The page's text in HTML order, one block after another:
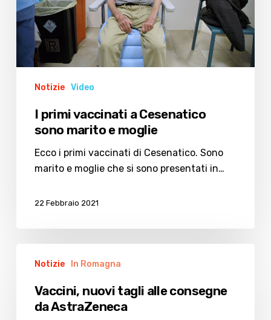
marito
e
moglie
Notizie Video
I primi vaccinati a Cesenatico
sono marito e moglie
Ecco i primi vaccinati di Cesenatico. Sono
marito e moglie che si sono presentati in…
22 Febbraio 2021
nuovi
consegne
Notizie In Romagna
Vaccini, nuovi tagli alle consegne
da AstraZeneca